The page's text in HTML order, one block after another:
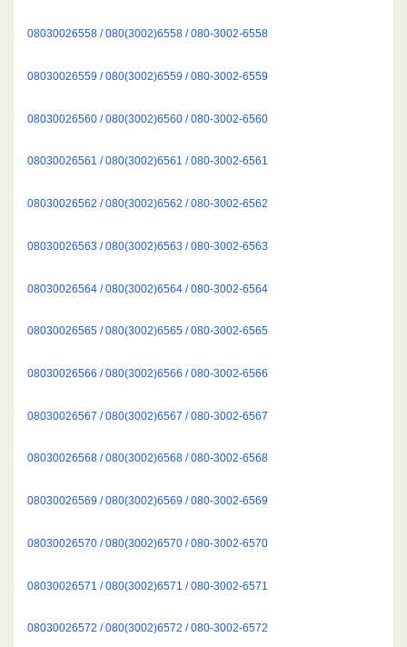
08030026558 / 080(3002)6558 / 080-3002-6558
08030026559 / 080(3002)6559 / 080-3002-6559
08030026560 / 080(3002)6560 / 080-3002-6560
08030026561 / 080(3002)6561 / 080-3002-6561
08030026562 / 080(3002)6562 / 080-3002-6562
08030026563 / 080(3002)6563 / 080-3002-6563
08030026564 / 080(3002)6564 / 080-3002-6564
08030026565 / 080(3002)6565 / 080-3002-6565
08030026566 / 080(3002)6566 / 080-3002-6566
08030026567 / 080(3002)6567 / 080-3002-6567
08030026568 / 080(3002)6568 / 080-3002-6568
08030026569 / 080(3002)6569 / 080-3002-6569
08030026570 / 080(3002)6570 / 080-3002-6570
08030026571 / 080(3002)6571 / 080-3002-6571
08030026572 / 080(3002)6572 / 080-3002-6572